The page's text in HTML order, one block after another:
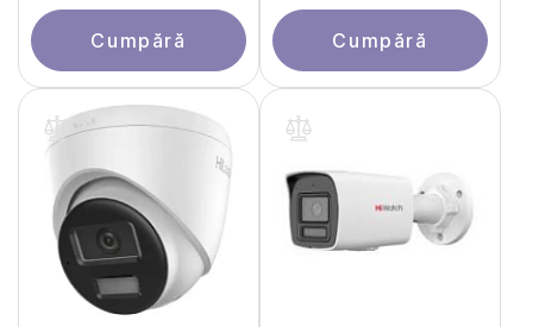
Cumpără Cumpără